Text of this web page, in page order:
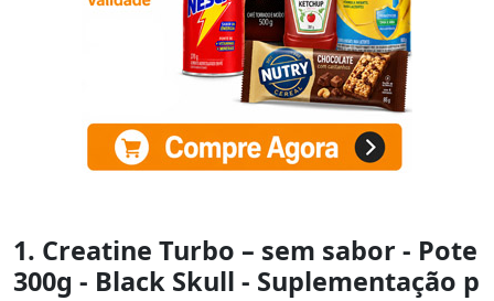
1. Creatine Turbo – sem sabor - Pote
300g - Black Skull - Suplementação p